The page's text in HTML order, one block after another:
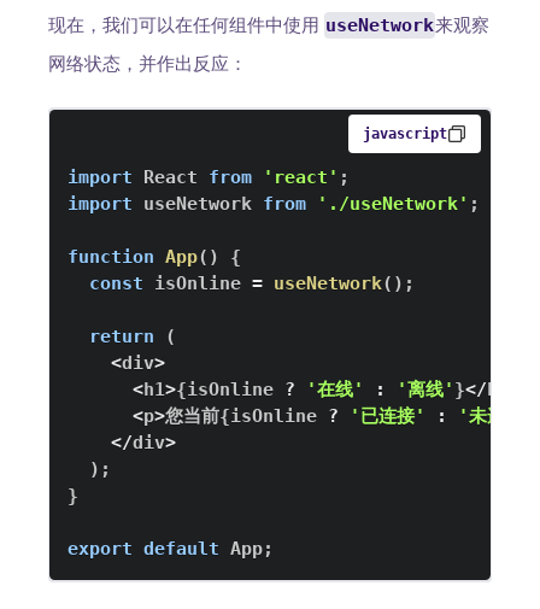
现在，我们可以在任何组件中使用 useNetwork来观察
网络状态，并作出反应：
javascript
import React from 'react' ;
import
useNetwork from './useNetwork' ;
function App( )
{
const isOnline = useNetwork( ) ;
return
(
<div>
<h1>{isOnline ? '在线' : '离线' }</h1
<p>您当前{isOnline ? '已连接' : '未连接'
</div>
) ;
}
export default App;